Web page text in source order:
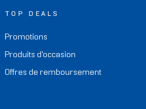
TOP DEALS
Promotions
Produits d'occasion
Offres de remboursement